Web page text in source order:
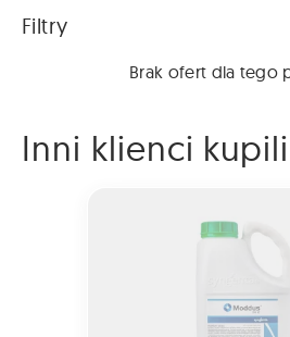
Filtry
Brak ofert dla tego
Inni klienci